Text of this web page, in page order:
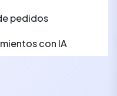
pedidos
con IA